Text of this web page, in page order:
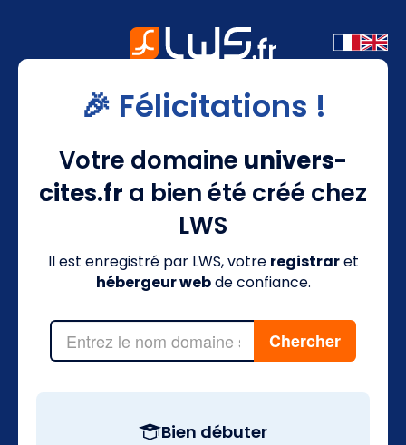
🎉 Félicitations !
Votre domaine univers-
cites.fr a bien été créé chez
LWS
Il est enregistré par LWS, votre registraret
hébergeur webde confiance.
Bien débuter